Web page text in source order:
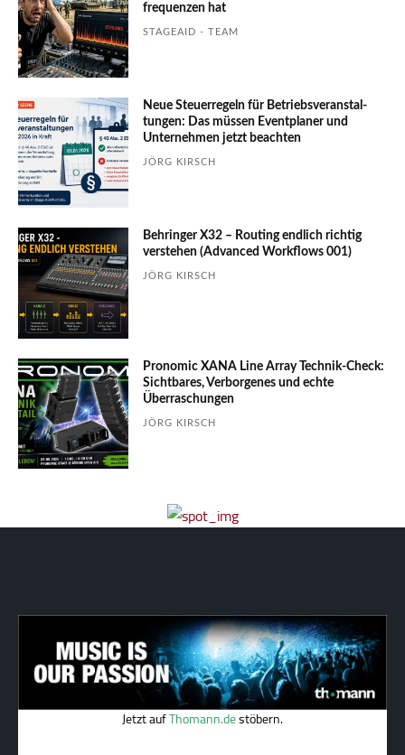
fre­quen­zen hat
STAGEAID - TEAM
Neue Steuerregeln für Betriebs­ver­an­stal­
tungen: Das müssen Event­planer und
Unter­nehmen jetzt beachten
JÖRG KIRSCH
Behringer X32 – Routing endlich richtig
verstehen (Advanced Workflows 001)
JÖRG KIRSCH
Pronomic XANA Line Array Technik-Check:
Sichtbares, Verborgenes und echte
Überraschungen
JÖRG KIRSCH
Jetzt aufThomann.destöbern.